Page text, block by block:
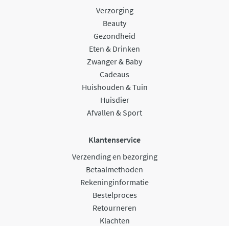
Verzorging
Beauty
Gezondheid
Eten & Drinken
Zwanger & Baby
Cadeaus
Huishouden & Tuin
Huisdier
Afvallen & Sport
Klantenservice
Verzending en bezorging
Betaalmethoden
Rekeninginformatie
Bestelproces
Retourneren
Klachten